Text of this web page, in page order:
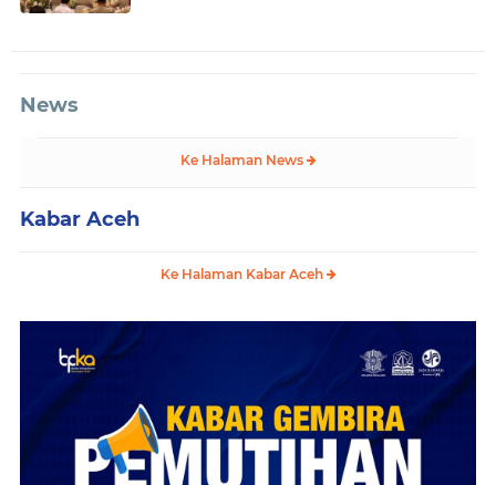
News
Ke Halaman News
Kabar Aceh
Ke Halaman Kabar Aceh